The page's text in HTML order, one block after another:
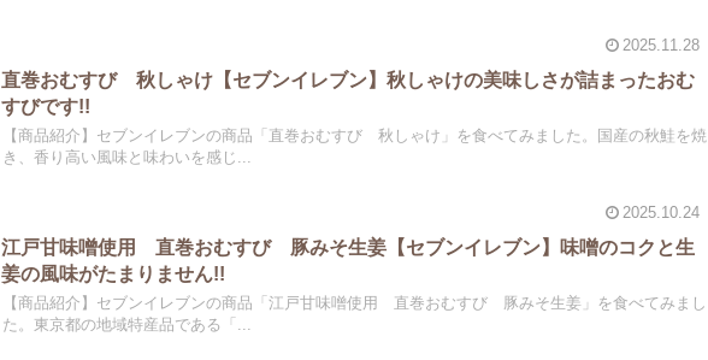
2025.11.28
直巻おむすび 秋しゃけ【セブンイレブン】秋しゃけの美味しさが詰まったおむ
すびです!!
【商品紹介】セブンイレブンの商品「直巻おむすび 秋しゃけ」を食べてみました。国産の秋鮭を焼
き、香り高い風味と味わいを感じ...
2025.10.24
江戸甘味噌使用 直巻おむすび 豚みそ生姜【セブンイレブン】味噌のコクと生
姜の風味がたまりません!!
【商品紹介】セブンイレブンの商品「江戸甘味噌使用 直巻おむすび 豚みそ生姜」を食べてみまし
た。東京都の地域特産品である「...